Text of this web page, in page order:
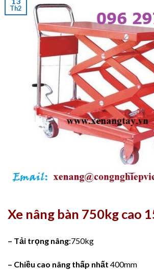
Th2
Xe nâng bàn 750kg cao
– Tải trọng nâng:750kg
– Chiều cao nâng thấp nhất 400mm